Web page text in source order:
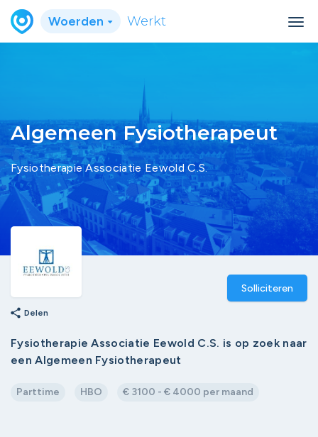
Woerden Werkt
Algemeen Fysiotherapeut
Fysiotherapie Associatie Eewold C.S.
Solliciteren
share Delen
Fysiotherapie Associatie Eewold C.S. is op zoek naar
een Algemeen Fysiotherapeut
Parttime HBO € 3100 - € 4000 per maand